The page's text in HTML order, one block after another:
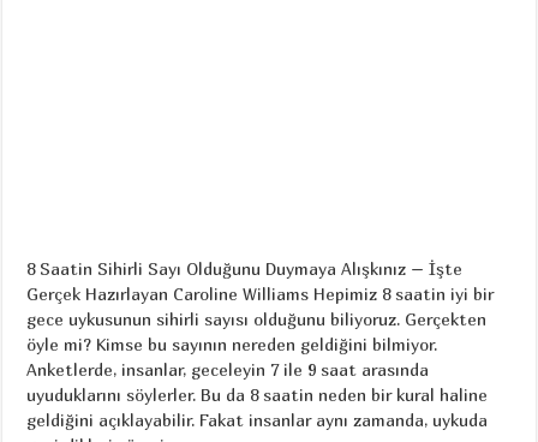
8 Saatin Sihirli Sayı Olduğunu Duymaya Alışkınız – İşte
Gerçek Hazırlayan Caroline Williams Hepimiz 8 saatin iyi bir
gece uykusunun sihirli sayısı olduğunu biliyoruz. Gerçekten
öyle mi? Kimse bu sayının nereden geldiğini bilmiyor.
Anketlerde, insanlar, geceleyin 7 ile 9 saat arasında
uyuduklarını söylerler. Bu da 8 saatin neden bir kural haline
geldiğini açıklayabilir. Fakat insanlar aynı zamanda, uykuda